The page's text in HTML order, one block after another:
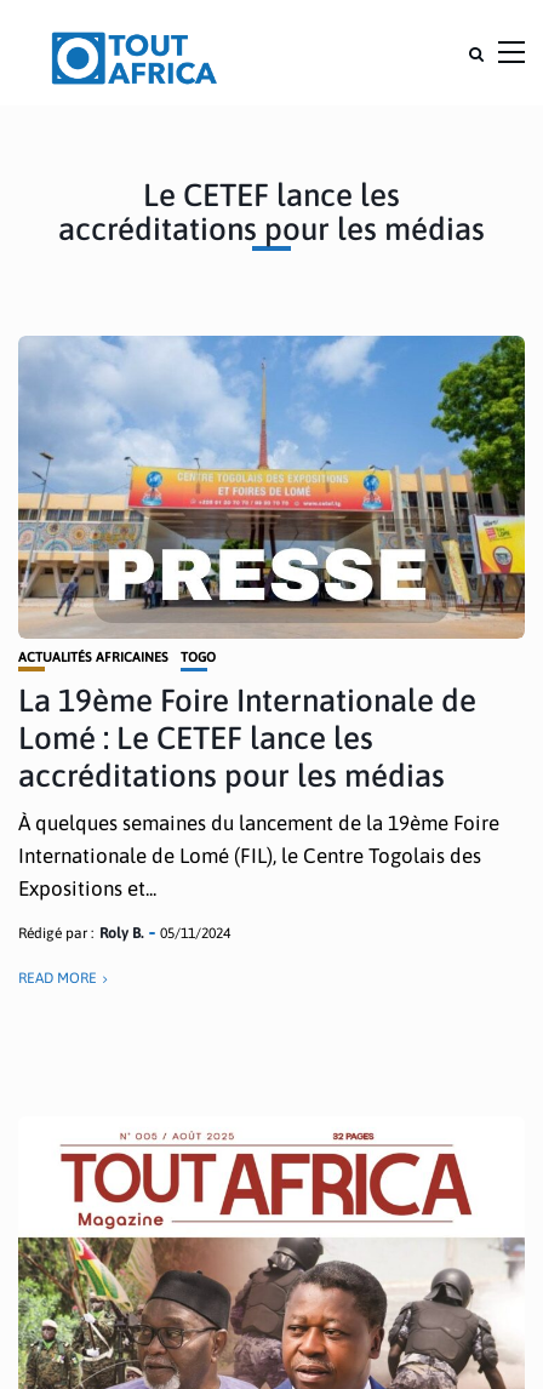
Le CETEF lance les
accréditations pour les médias
ACTUALITÉS AFRICAINES TOGO
La 19ème Foire Internationale de
Lomé : Le CETEF lance les
accréditations pour les médias
À quelques semaines du lancement de la 19ème Foire
Internationale de Lomé (FIL), le Centre Togolais des
Expositions et...
Rédigé par : Roly B. 05/11/2024
READ MORE